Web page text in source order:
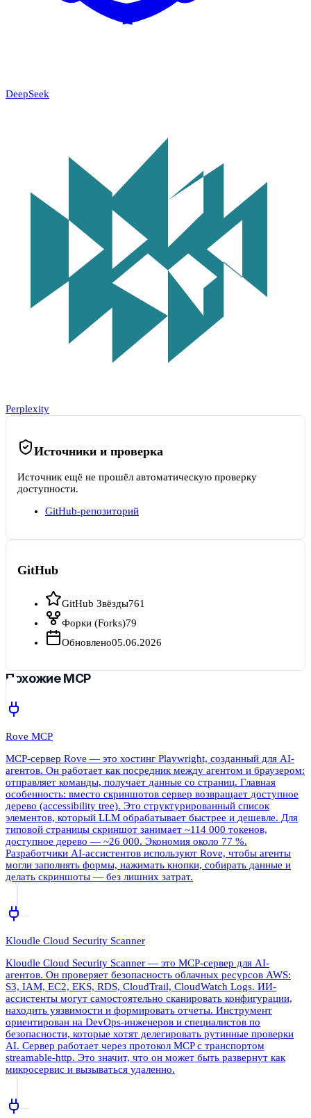
DeepSeek
Perplexity
Источники и проверка
Источник ещё не прошёл автоматическую проверку
доступности.
GitHub-репозиторий
GitHub
GitHub Звёзды761
Форки (Forks)79
Обновлено05.06.2026
Похожие MCP
Rove MCP
MCP-сервер Rove — это хостинг Playwright, созданный для AI-
агентов. Он работает как посредник между агентом и браузером:
отправляет команды, получает данные со страниц. Главная
особенность: вместо скриншотов сервер возвращает доступное
дерево (accessibility tree). Это структурированный список
элементов, который LLM обрабатывает быстрее и дешевле. Для
типовой страницы скриншот занимает ~114 000 токенов,
доступное дерево — ~26 000. Экономия около 77 %.
Разработчики AI-ассистентов используют Rove, чтобы агенты
могли заполнять формы, нажимать кнопки, собирать данные и
делать скриншоты — без лишних затрат.
Kloudle Cloud Security Scanner
Kloudle Cloud Security Scanner — это MCP-сервер для AI-
агентов. Он проверяет безопасность облачных ресурсов AWS:
S3, IAM, EC2, EKS, RDS, CloudTrail, CloudWatch Logs. ИИ-
ассистенты могут самостоятельно сканировать конфигурации,
находить уязвимости и формировать отчеты. Инструмент
ориентирован на DevOps-инженеров и специалистов по
безопасности, которые хотят делегировать рутинные проверки
AI. Сервер работает через протокол MCP с транспортом
streamable-http. Это значит, что он может быть развернут как
микросервис и вызываться удаленно.